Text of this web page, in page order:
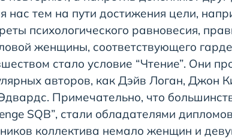
нас тем на пути достижения цели,
психологического равновесия,
женщины, соответствующего
стало условие “Чтение”. Они
авторов, как Дэйв Логан, Джон
Примечательно, что
SQB”, стали обладателями
коллектива немало женщин и